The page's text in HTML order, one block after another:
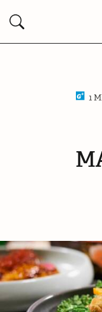
Suchen
1